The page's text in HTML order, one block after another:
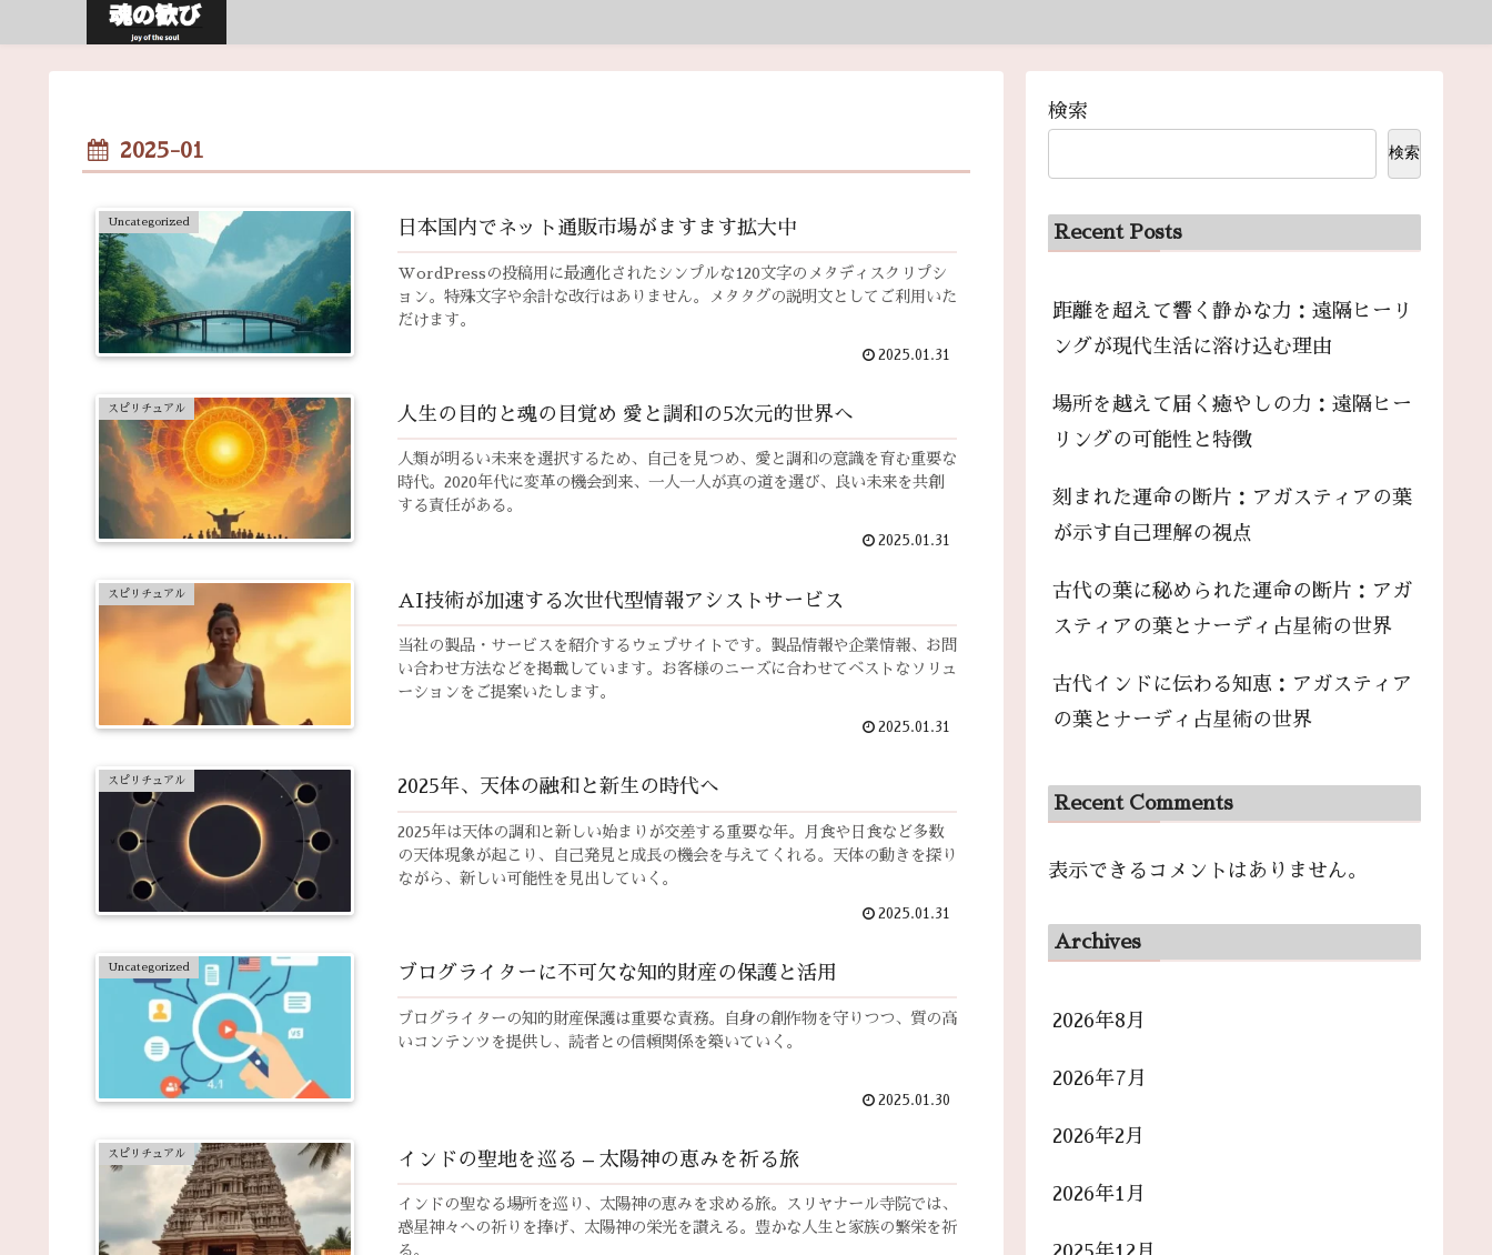
2025-01
Uncategorized 日本国内でネット通販市場がますます拡大中
WordPressの投稿用に最適化されたシンプルな120文字のメタディスクリプシ
ョン。特殊文字や余計な改行はありません。メタタグの説明文としてご利用いた
だけます。
2025.01.31
スピリチュアル 人生の目的と魂の目覚め 愛と調和の5次元的世界へ
人類が明るい未来を選択するため、自己を見つめ、愛と調和の意識を育む重要な
時代。2020年代に変革の機会到来、一人一人が真の道を選び、良い未来を共創
する責任がある。
2025.01.31
スピリチュアル AI技術が加速する次世代型情報アシストサービス
当社の製品・サービスを紹介するウェブサイトです。製品情報や企業情報、お問
い合わせ方法などを掲載しています。お客様のニーズに合わせてベストなソリュ
ーションをご提案いたします。
2025.01.31
スピリチュアル 2025年、天体の融和と新生の時代へ
2025年は天体の調和と新しい始まりが交差する重要な年。月食や日食など多数
の天体現象が起こり、自己発見と成長の機会を与えてくれる。天体の動きを探り
ながら、新しい可能性を見出していく。
2025.01.31
Uncategorized ブログライターに不可欠な知的財産の保護と活用
ブログライターの知的財産保護は重要な責務。自身の創作物を守りつつ、質の高
いコンテンツを提供し、読者との信頼関係を築いていく。
2025.01.30
スピリチュアル インドの聖地を巡る – 太陽神の恵みを祈る旅
インドの聖なる場所を巡り、太陽神の恵みを求める旅。スリヤナール寺院では、
惑星神々への祈りを捧げ、太陽神の栄光を讃える。豊かな人生と家族の繁栄を祈
る。
検索
検索
Recent Posts
距離を超えて響く静かな力：遠隔ヒーリ
ングが現代生活に溶け込む理由
場所を越えて届く癒やしの力：遠隔ヒー
リングの可能性と特徴
刻まれた運命の断片：アガスティアの葉
が示す自己理解の視点
古代の葉に秘められた運命の断片：アガ
スティアの葉とナーディ占星術の世界
古代インドに伝わる知恵：アガスティア
の葉とナーディ占星術の世界
Recent Comments
表示できるコメントはありません。
Archives
2026年8月
2026年7月
2026年2月
2026年1月